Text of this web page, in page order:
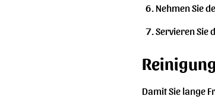
Nehmen Sie
Servieren Sie
Damit Sie lange